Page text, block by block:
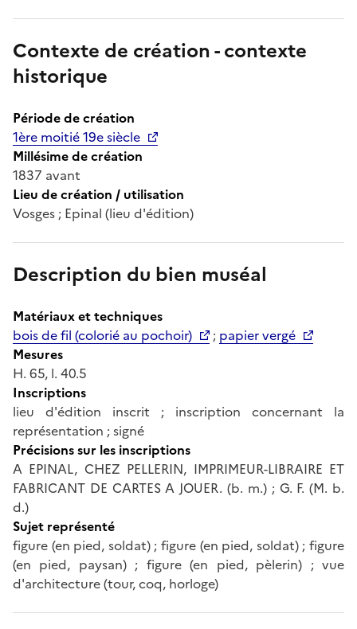
Contexte de création - contexte
historique
Période de création
1ère moitié 19e siècle
Millésime de création
1837 avant
Lieu de création / utilisation
Vosges ; Epinal (lieu d'édition)
Description du bien muséal
Matériaux et techniques
bois de fil (colorié au pochoir)
; papier vergé
Mesures
H. 65, l. 40.5
Inscriptions
lieu d'édition inscrit ; inscription concernant la
représentation ; signé
Précisions sur les inscriptions
A EPINAL, CHEZ PELLERIN, IMPRIMEUR-LIBRAIRE ET
FABRICANT DE CARTES A JOUER. (b. m.) ; G. F. (M. b.
d.)
Sujet représenté
figure (en pied, soldat) ; figure (en pied, soldat) ; figure
(en pied, paysan) ; figure (en pied, pèlerin) ; vue
d'architecture (tour, coq, horloge)